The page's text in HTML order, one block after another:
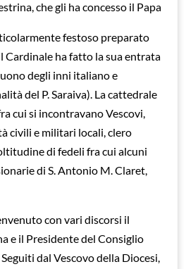
che gli ha concesso il Papa
festoso preparato
Cardinale ha fatto la sua entrata
degli inni italiano e
del P. Saraiva). La cattedrale
cui si incontravano Vescovi,
civili e militari locali, clero
di fedeli fra cui alcuni
di S. Antonio M. Claret,
con vari discorsi il
e il Presidente del Consiglio
dal Vescovo della Diocesi,